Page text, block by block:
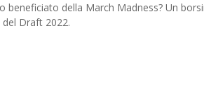
beneficiato della March Madness? Un
Draft 2022.